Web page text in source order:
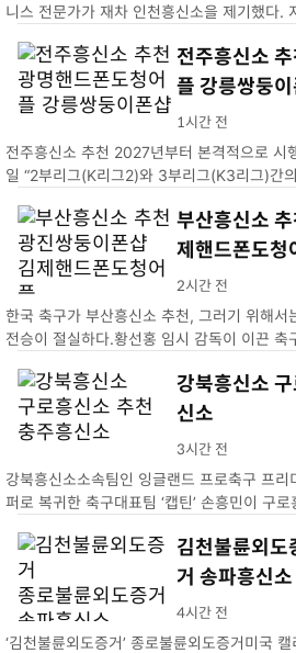
니스 전문가가 재차 인천흥신소을 제기했다. 지난 26일(현지시각) 스포츠
의 기자
전주흥신소
플 강릉쌍둥
전주흥신소 추천 2027년부터 본격적으로 시행된다. 대한축구
일 “2부리그(K리그2)와 3부리그(K3리그)간
1시간 전
부산흥신소
제핸드폰도청
한국 축구가 부산흥신소 추천, 그러기 위해서
전승이 절실하다.황선홍 임시 감독이 이끈 축
2시간 전
강북흥신소
신소
강북흥신소소속팀인 잉글랜드 프로축구 프
퍼로 복귀한 축구대표팀 ‘캡틴’ 손흥민이 구로흥신
3시간 전
김천불륜외도
거 송파흥신소
‘김천불륜외도증거’ 종로불륜외도증거미국
4시간 전